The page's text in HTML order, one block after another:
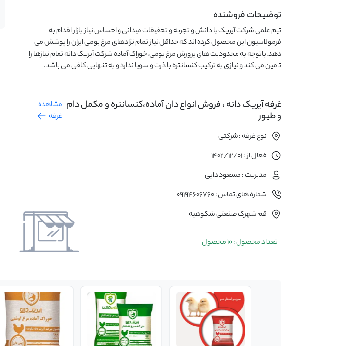
توضیحات فروشنده
تامین می کند و نیازی به ترکیب کنسانتره با ذرت و سویا ندارد و به تنهایی کافی می باشد.
غرفه آیریک دانه ، فروش انواع دان آماده،کنسانتره و مکمل دام
و طیور
مشاهده
غرفه
نوع غرفه : شرکتی
فعال از : 1402/12/01
مدیریت : مسعود دایی
شماره های تماس : 09194606760
قم شهرک صنعتی شکوهیه
تعداد محصول : 10 محصول